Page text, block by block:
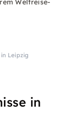
Weltreise-
Leipzig
in